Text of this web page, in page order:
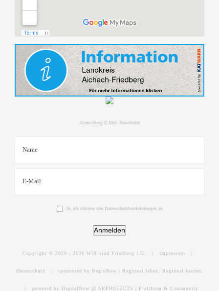
Anmeldung E-Mail Newsletter
Ja, ich stimme den Datenschutzbestimmungen zu.
Anmelden
Copyright © 2020 - 2026 WIR sind Friedberg i.G. | Impressum
Datenschutz sponsored by RegioNow | Regional leben. Regional kaufen.
powered by DigitalNow @ SKPROJECTS | Plattform & Community